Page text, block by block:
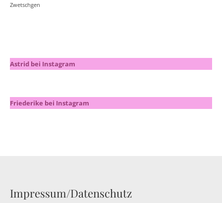
Zwetschgen
Astrid bei Instagram
Friederike bei Instagram
Impressum/Datenschutz